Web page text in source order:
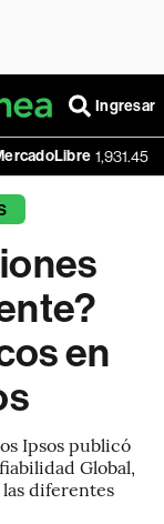
Ingresar
+2.19%
en
Ipsos publicó
Global,
diferentes